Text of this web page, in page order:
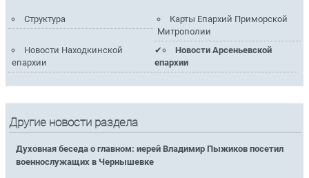
Структура
Карты Епархий Приморской
Митрополии
Новости Находкинской
епархии
Новости Арсеньевской
епархии
Другие новости раздела
Духовная беседа о главном: иерей Владимир Пыжиков посетил
военнослужащих в Чернышевке